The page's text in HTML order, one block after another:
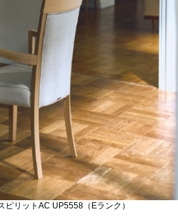
ピリットAC UP5558（Eランク）